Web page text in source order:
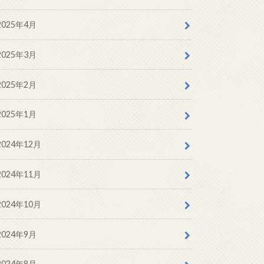
年4月
年3月
年2月
年1月
年12月
年11月
年10月
年9月